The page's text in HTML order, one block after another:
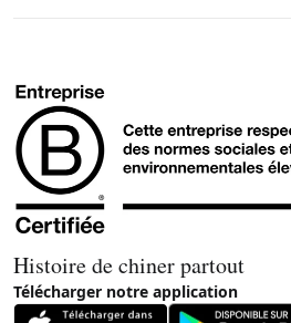
Histoire de chiner partout
Télécharger notre application